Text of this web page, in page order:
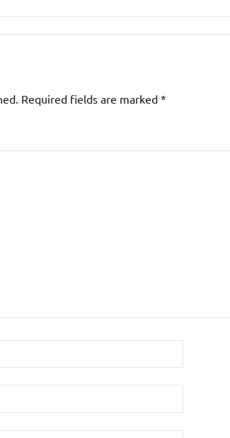
Required fields are marked *